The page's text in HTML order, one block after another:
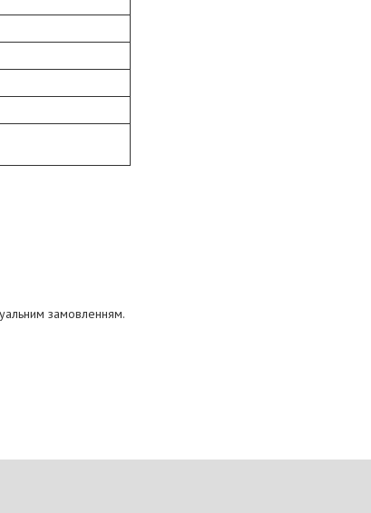
замовленням.